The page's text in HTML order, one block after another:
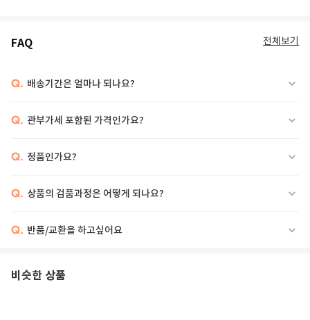
FAQ 전체보기
Q. 배송기간은 얼마나 되나요?
Q. 관부가세 포함된 가격인가요?
Q. 정품인가요?
Q. 상품의 검품과정은 어떻게 되나요?
Q. 반품/교환을 하고싶어요
비슷한 상품